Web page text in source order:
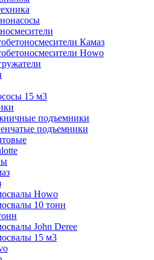
Камаз
Howo
15 м3
подъемники
подъемники
Howo
10 тонн
John Deree
15 м3